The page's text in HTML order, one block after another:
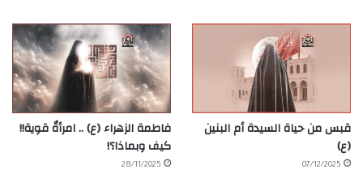
قبس من حياة السيدة أم البنين
(ع)
07/12/2025
فاطمة الزهراء (ع) .. امرأةٌ قوية!!
كيف وبماذا؟!
28/11/2025